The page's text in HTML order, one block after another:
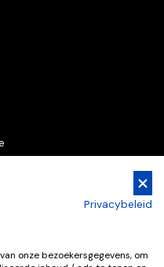
Privacybeleid
onze bezoekersgegevens, om